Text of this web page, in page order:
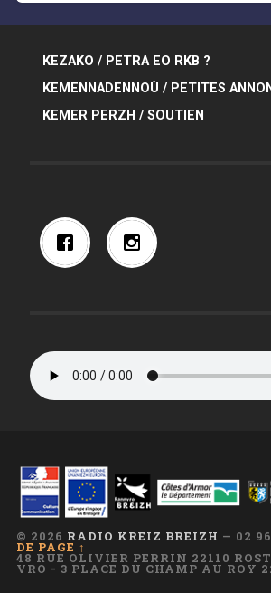
KEZAKO / PETRA EO RKB ?
KEMENNADENNOÙ / PETITES
KEMER PERZH / SOUTIEN
© 2026 RADIO KREIZ BREIZH — 02
DE PAGE ↑
48 RUE OLIVIER PERRIN 22110
VRO - 3 PLACE DU CHAMP AU ROY